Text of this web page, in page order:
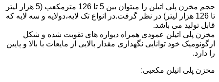
حجم مخزن پلی اتیلن را میتوان بین 5 تا 126 مترمکعب (5 هزار لیتر
تا 126 هزار لیتر) در نظر گرفت.در انواع تک لایه،دولایه و سه لایه که
قابل تولید می باشد.
مخزن پلی اتیلن عمودی همراه دیواره های تقویت شده و شکل
ارگونومیک خود توانایی نگهداری مقدار بالایی از مایعات با بالا و پایین
را دارد.
مخزن پلی اتیلن مکعبی: